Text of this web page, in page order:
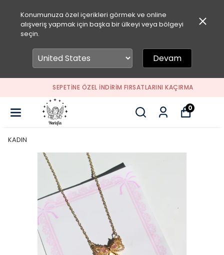
Konumunuza özel içerikleri görmek ve online
alışveriş yapmak için başka bir ülkeyi veya bölgeyi
seçin.
Devam
SEPETİNE ÖZEL İNDİRİM FIRSATLARINI KAÇIRMA
0
KADIN